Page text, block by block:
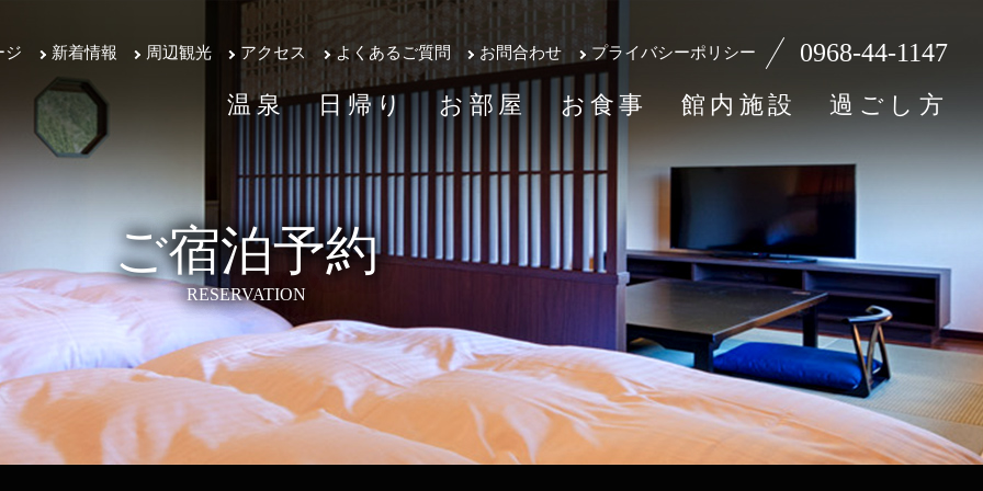
ジ 新着情報 周辺観光 アクセス よくあるご質問 お問合わせ プライバシーポリシー 0968-44-1147
温泉 日帰り お部屋 お食事 館内施設 過ごし方
ご宿泊予約
RESERVATION